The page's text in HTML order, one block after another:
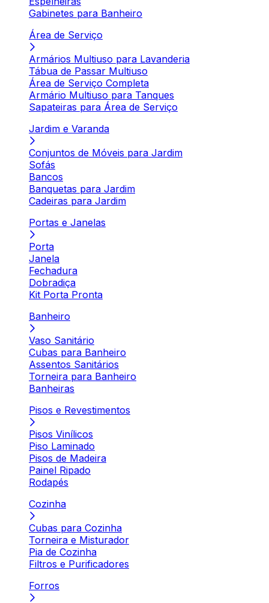
Gabinetes para Banheiro
Área de Serviço
Armários Multiuso para Lavanderia
Tábua de Passar Multiuso
Área de Serviço Completa
Armário Multiuso para Tanques
Sapateiras para Área de Serviço
Jardim e Varanda
Conjuntos de Móveis para Jardim
Sofás
Bancos
Banquetas para Jardim
Cadeiras para Jardim
Portas e Janelas
Porta
Janela
Fechadura
Dobradiça
Kit Porta Pronta
Banheiro
Vaso Sanitário
Cubas para Banheiro
Assentos Sanitários
Torneira para Banheiro
Banheiras
Pisos e Revestimentos
Pisos Vinílicos
Piso Laminado
Pisos de Madeira
Painel Ripado
Rodapés
Cozinha
Cubas para Cozinha
Torneira e Misturador
Pia de Cozinha
Filtros e Purificadores
Forros